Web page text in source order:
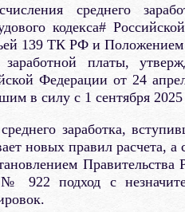
среднего
кодекса#
139 ТК РФ и Положением
заработной платы,
Федерации от 24
в силу с 1 сентября 2025
заработка,
новых правил расчета,
922 подход с